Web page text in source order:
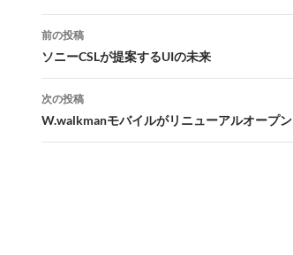
投
稿
ナ
ビ
ゲ
前の投稿
ソニーCSLが提案するUIの未来
次の投稿
W.walkmanモバイルがリニューアルオープン